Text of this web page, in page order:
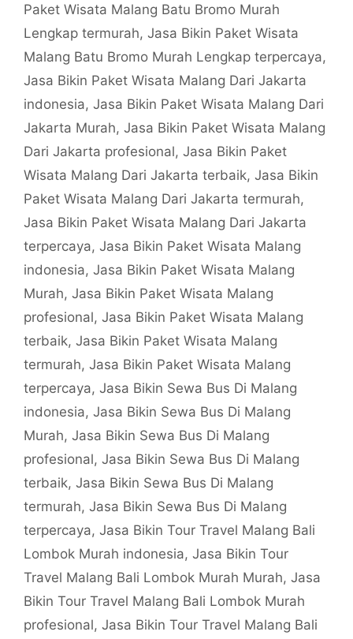
Paket Wisata Malang Batu Bromo Murah
Lengkap termurah, Jasa Bikin Paket Wisata
Malang Batu Bromo Murah Lengkap terpercaya,
Jasa Bikin Paket Wisata Malang Dari Jakarta
indonesia, Jasa Bikin Paket Wisata Malang Dari
Jakarta Murah, Jasa Bikin Paket Wisata Malang
Dari Jakarta profesional, Jasa Bikin Paket
Wisata Malang Dari Jakarta terbaik, Jasa Bikin
Paket Wisata Malang Dari Jakarta termurah,
Jasa Bikin Paket Wisata Malang Dari Jakarta
terpercaya, Jasa Bikin Paket Wisata Malang
indonesia, Jasa Bikin Paket Wisata Malang
Murah, Jasa Bikin Paket Wisata Malang
profesional, Jasa Bikin Paket Wisata Malang
terbaik, Jasa Bikin Paket Wisata Malang
termurah, Jasa Bikin Paket Wisata Malang
terpercaya, Jasa Bikin Sewa Bus Di Malang
indonesia, Jasa Bikin Sewa Bus Di Malang
Murah, Jasa Bikin Sewa Bus Di Malang
profesional, Jasa Bikin Sewa Bus Di Malang
terbaik, Jasa Bikin Sewa Bus Di Malang
termurah, Jasa Bikin Sewa Bus Di Malang
terpercaya, Jasa Bikin Tour Travel Malang Bali
Lombok Murah indonesia, Jasa Bikin Tour
Travel Malang Bali Lombok Murah Murah, Jasa
Bikin Tour Travel Malang Bali Lombok Murah
profesional, Jasa Bikin Tour Travel Malang Bali